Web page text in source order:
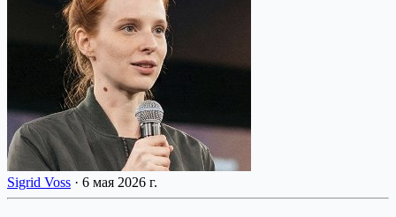
Sigrid Voss · 6 мая 2026 г.